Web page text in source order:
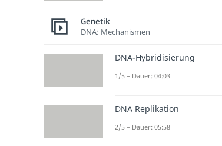
Genetik
DNA: Mechanismen
DNA-Hybridisierung
1/5 – Dauer: 04:03
DNA Replikation
2/5 – Dauer: 05:58